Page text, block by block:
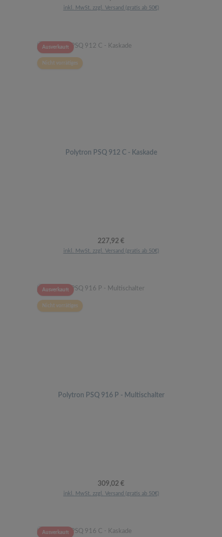
inkl. MwSt. zzgl. Versand (gratis ab 50€)
Ausverkauft
Nicht vorrätiges
Polytron PSQ 912 C - Kaskade
Regulärer Preis:
227,92 €
inkl. MwSt. zzgl. Versand (gratis ab 50€)
Ausverkauft
Nicht vorrätiges
Polytron PSQ 916 P - Multischalter
Regulärer Preis:
309,02 €
inkl. MwSt. zzgl. Versand (gratis ab 50€)
Ausverkauft